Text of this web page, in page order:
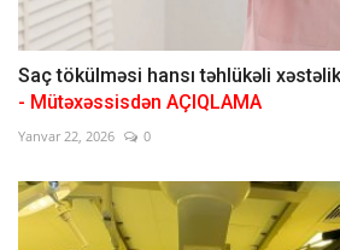
Saç tökülməsi hansı təhlükəli
- Mütəxəssisdən AÇIQLAMA
Yanvar 22, 2026 0